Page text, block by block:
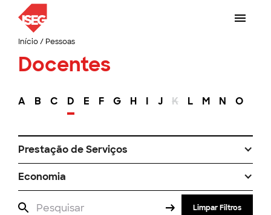
Início/ Pessoas
Docentes
A B C D E F G H I J K L M N O
Prestação de Serviços
Economia
Limpar Filtros